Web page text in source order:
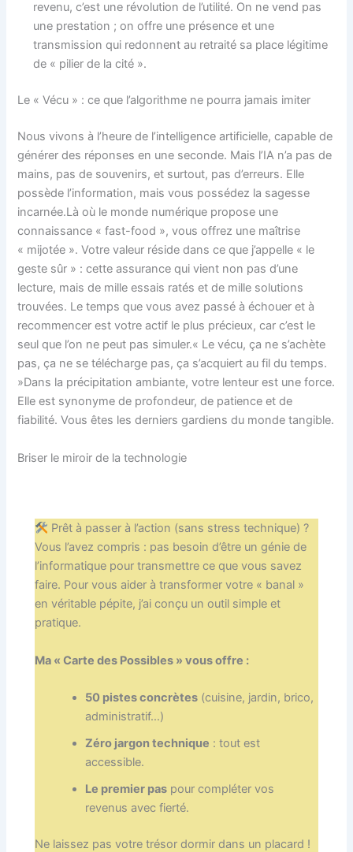
revenu, c’est une révolution de l’utilité. On ne vend pas
une prestation ; on offre une présence et une
transmission qui redonnent au retraité sa place légitime
de « pilier de la cité ».
Le « Vécu » : ce que l’algorithme ne pourra jamais imiter
Nous vivons à l’heure de l’intelligence artificielle, capable de
générer des réponses en une seconde. Mais l’IA n’a pas de
mains, pas de souvenirs, et surtout, pas d’erreurs. Elle
possède l’information, mais vous possédez la sagesse
incarnée.Là où le monde numérique propose une
connaissance « fast-food », vous offrez une maîtrise
« mijotée ». Votre valeur réside dans ce que j’appelle « le
geste sûr » : cette assurance qui vient non pas d’une
lecture, mais de mille essais ratés et de mille solutions
trouvées. Le temps que vous avez passé à échouer et à
recommencer est votre actif le plus précieux, car c’est le
seul que l’on ne peut pas simuler.« Le vécu, ça ne s’achète
pas, ça ne se télécharge pas, ça s’acquiert au fil du temps.
»Dans la précipitation ambiante, votre lenteur est une force.
Elle est synonyme de profondeur, de patience et de
fiabilité. Vous êtes les derniers gardiens du monde tangible.
Briser le miroir de la technologie
Prêt à passer à l’action (sans stress technique) ?
Vous l’avez compris : pas besoin d’être un génie de
l’informatique pour transmettre ce que vous savez
faire. Pour vous aider à transformer votre « banal »
en véritable pépite, j’ai conçu un outil simple et
pratique.
Ma « Carte des Possibles » vous offre :
50 pistes concrètes (cuisine, jardin, brico,
administratif…)
Zéro jargon technique : tout est
accessible.
Le premier pas pour compléter vos
revenus avec fierté.
Ne laissez pas votre trésor dormir dans un placard !